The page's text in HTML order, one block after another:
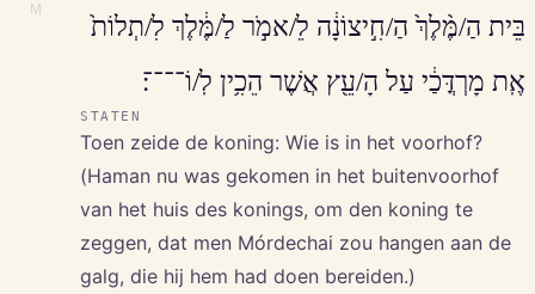
M
בֵּית הַ/מֶּ֨לֶךְ֙ הַ/חִ֣יצוֹנָ֔ה לֵ/אמֹ֣ר לַ/מֶּ֔לֶךְ לִ/תְלוֹת֙
אֶֽת מָרְדֳּכַ֔י עַל הָ/עֵ֖ץ אֲשֶׁר הֵכִ֥ין לֽ/וֹ־־־־׃
STATEN
Toen zeide de koning: Wie is in het voorhof?
(Haman nu was gekomen in het buitenvoorhof
van het huis des konings, om den koning te
zeggen, dat men Mórdechai zou hangen aan de
galg, die hij hem had doen bereiden.)